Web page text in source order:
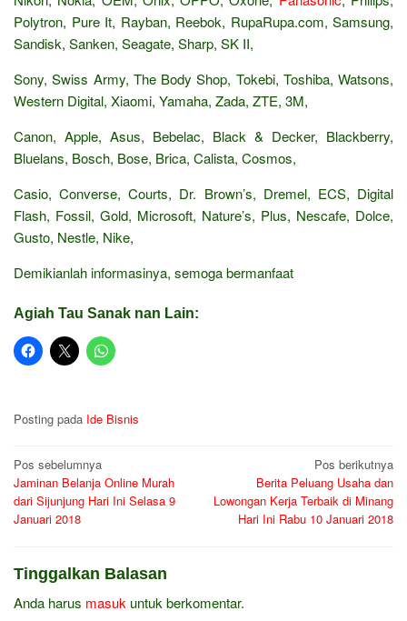
Polytron, Pure It, Rayban, Reebok, RupaRupa.com, Samsung,
Sandisk, Sanken, Seagate, Sharp, SK II,
Sony, Swiss Army, The Body Shop, Tokebi, Toshiba, Watsons,
Western Digital, Xiaomi, Yamaha, Zada, ZTE, 3M,
Canon, Apple, Asus, Bebelac, Black & Decker, Blackberry,
Bluelans, Bosch, Bose, Brica, Calista, Cosmos,
Casio, Converse, Courts, Dr. Brown’s, Dremel, ECS, Digital
Flash, Fossil, Gold, Microsoft, Nature’s, Plus, Nescafe, Dolce,
Gusto, Nestle, Nike,
Demikianlah informasinya, semoga bermanfaat
Agiah Tau Sanak nan Lain:
Posting pada Ide Bisnis
Navigasi
pos
Pos sebelumnya
Jaminan Belanja Online Murah
dari Sijunjung Hari Ini Selasa 9
Januari 2018
Pos berikutnya
Berita Peluang Usaha dan
Lowongan Kerja Terbaik di Minang
Hari Ini Rabu 10 Januari 2018
Tinggalkan Balasan
Anda harus masuk untuk berkomentar.